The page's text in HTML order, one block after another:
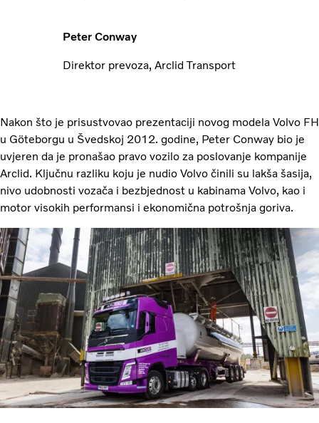
Peter Conway
Direktor prevoza, Arclid Transport
Nakon što je prisustvovao prezentaciji novog modela Volvo FH
u Göteborgu u Švedskoj 2012. godine, Peter Conway bio je
uvjeren da je pronašao pravo vozilo za poslovanje kompanije
Arclid. Ključnu razliku koju je nudio Volvo činili su lakša šasija,
nivo udobnosti vozača i bezbjednost u kabinama Volvo, kao i
motor visokih performansi i ekonomična potrošnja goriva.